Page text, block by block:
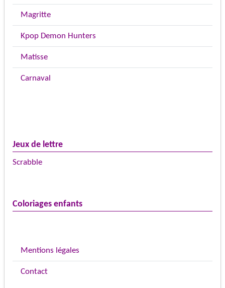
Magritte
Kpop Demon Hunters
Matisse
Carnaval
Jeux de lettre
Scrabble
Coloriages enfants
Mentions légales
Contact